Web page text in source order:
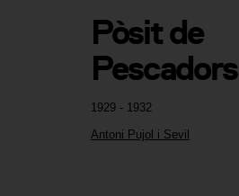
1929 - 1932
Antoni Pujol i Sevil
Pòsit de
Pescadors